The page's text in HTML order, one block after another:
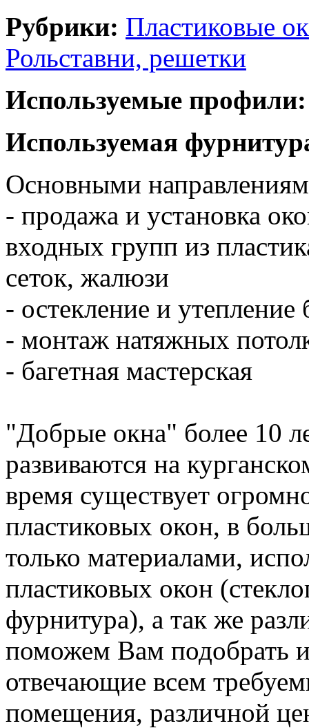
Рубрики: Пластиковые
Рольставни, решетки
Используемые профили:
Используемая
Основными
- продажа и установка
входных групп из
сеток, жалюзи
- остекление и
- монтаж натяжных
- багетная мастерская
"Добрые окна" более 10
развиваются на
время существует
пластиковых окон, в
только материалами,
пластиковых окон
фурнитура), а так же
поможем Вам подобрать
отвечающие всем
помещения, различной